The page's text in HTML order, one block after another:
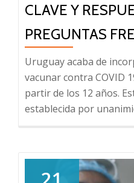
CLAVE Y
PREGUNTAS
Uruguay acaba de
vacunar contra COVID
partir de los 12 años.
establecida por